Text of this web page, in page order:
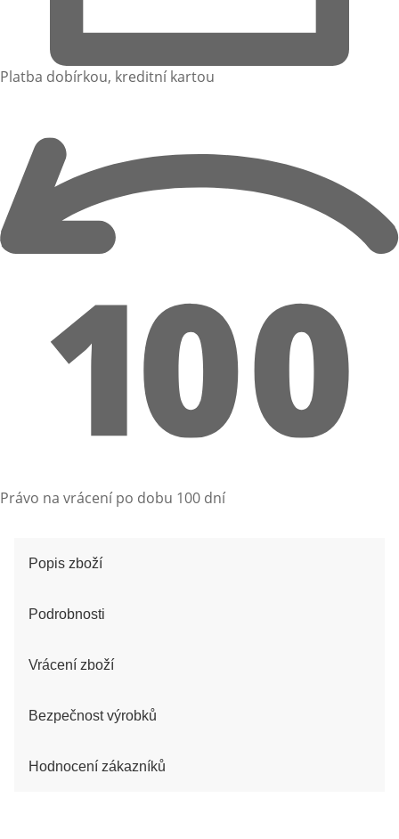
Platba dobírkou, kreditní kartou
Právo na vrácení po dobu 100 dní
Popis zboží
Podrobnosti
Vrácení zboží
Bezpečnost výrobků
Hodnocení zákazníků